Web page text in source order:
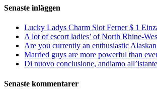
Senaste inläggen
Lucky Ladys Charm Slot Ferner $ 1
A lot of escort ladies’ of North Rhine-
Are you currently an enthusiastic
Married guys are more powerful than
Di nuovo conclusione, andiamo
Senaste kommentarer